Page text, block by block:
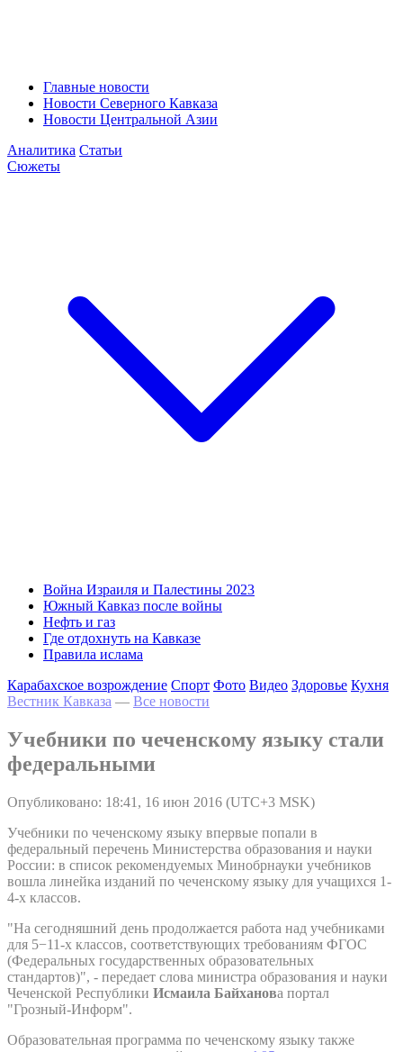
Главные новости
Новости Северного Кавказа
Новости Центральной Азии
Аналитика Статьи
Сюжеты
Война Израиля и Палестины 2023
Южный Кавказ после войны
Нефть и газ
Где отдохнуть на Кавказе
Правила ислама
Карабахское возрождение Спорт Фото Видео Здоровье Кухня
Вестник Кавказа — Все новости
Учебники по чеченскому языку стали
федеральными
Опубликовано: 18:41, 16 июн 2016 (UTC+3 MSK)
Учебники по чеченскому языку впервые попали в
федеральный перечень Министерства образования и науки
России: в список рекомендуемых Минобрнауки учебников
вошла линейка изданий по чеченскому языку для учащихся 1-
4-х классов.
"На сегодняшний день продолжается работа над учебниками
для 5−11-х классов, соответствующих требованиям ФГОС
(Федеральных государственных образовательных
стандартов)", - передает слова министра образования и науки
Чеченской Республики Исмаила Байханова портал
"Грозный-Информ".
Образовательная программа по чеченскому языку также